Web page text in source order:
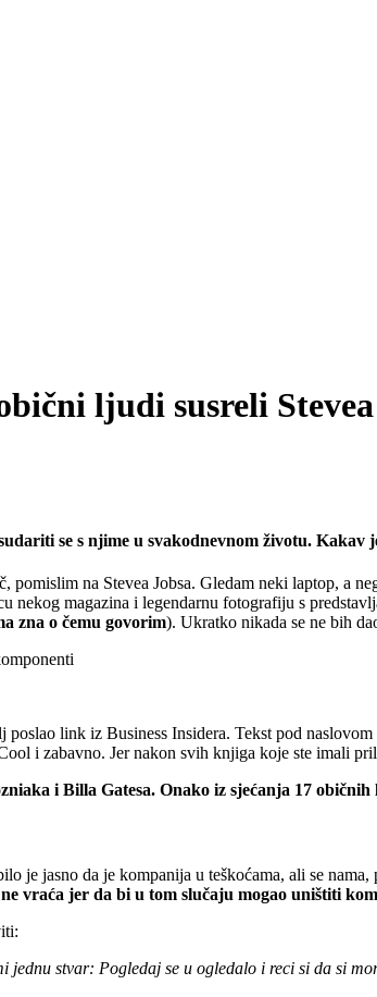
ljudi susreli
se s njime u svakodnevnom životu.
na Stevea Jobsa. Gledam neki laptop, a
nekog magazina i legendarnu fotografiju s
zna o čemu govorim). Ukratko nikada se ne bih
link iz Business Insidera. Tekst pod naslovom
i zabavno. Jer nakon svih knjiga koje ste imali
i Billa Gatesa. Onako iz sjećanja 17
je jasno da je kompanija u teškoćama, ali se
ne vraća jer da bi u tom slučaju mogao uništiti
jednu stvar: Pogledaj se u ogledalo i reci si da si